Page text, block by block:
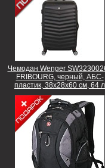
Чемодан Wenger
FRIBOURG, черный, АБС-
пластик, 38x28x60 см, 64 л